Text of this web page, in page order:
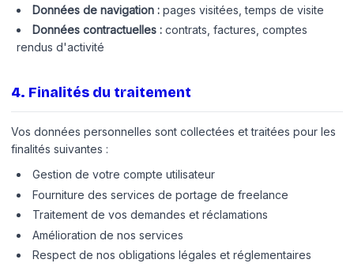
Données de navigation : pages visitées, temps de visite
Données contractuelles : contrats, factures, comptes
rendus d'activité
4. Finalités du traitement
Vos données personnelles sont collectées et traitées pour les
finalités suivantes :
Gestion de votre compte utilisateur
Fourniture des services de portage de freelance
Traitement de vos demandes et réclamations
Amélioration de nos services
Respect de nos obligations légales et réglementaires